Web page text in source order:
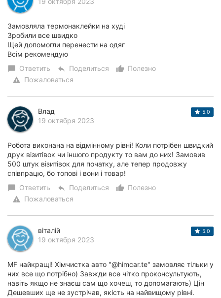
Замовляла термонаклейки на худі
Зробили все швидко
Щей допомогли перенести на одяг
Всім рекомендую
chat_bubble Ответить reply Поделиться thumb_up_alt
Полезно
warning Пожаловаться
Влад
19 октября 2023
5.0
Робота виконана на відмінному рівні! Коли потрібен швидкий
друк візитівок чи іншого продукту то вам до них! Замовив
500 штук візитівок для початку, але тепер продовжу
співпрацю, бо топові і вони і товар!
chat_bubble Ответить reply Поделиться thumb_up_alt
Полезно
warning Пожаловаться
віталій
19 октября 2023
5.0
МF найкращі! Хімчистка авто "@himcar.te" замовляє тільки у
них все що потрібно) Завжди все чітко проконсультують,
навіть якщо не знаєш сам що хочеш, то допомагають) Цін
Дешевших ще не зустрічав, якість на найвищому рівні.